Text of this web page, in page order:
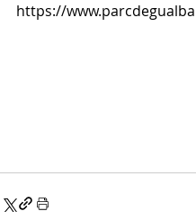
https://